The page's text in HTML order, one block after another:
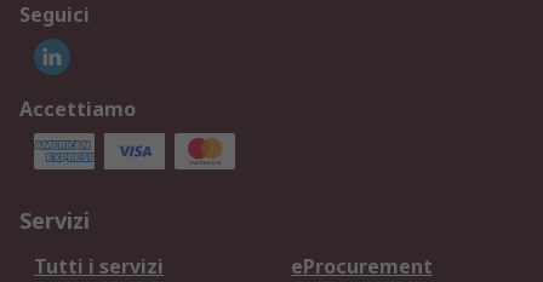
Seguici
Accettiamo
Servizi
Tutti i servizi
eProcurement